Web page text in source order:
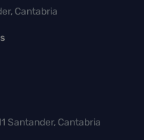
Cantabria
Santander, Cantabria